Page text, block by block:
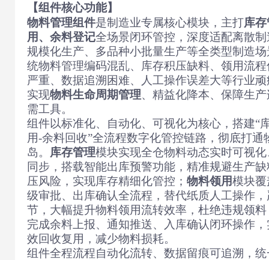
【组件核心功能】
物料管理组件是制造业专属核心模块，主打库
用、余料登记全场景闭环管控，深度适配离散
规模化生产、多品种小批量生产等全类型制造
统物料管理编码混乱、库存积压缺料、领用流
严重、数据追溯困难、人工操作误差大等行业
实现物料生命周期管理、精益化降本、保障生
需工具。
组件以标准化、自动化、可视化为核心，搭建“
用-余料回收”全流程数字化管控链路，彻底打通
岛。 库存管理模块实现全仓物料动态实时可视
同步，搭载智能出库预警功能，精准规避生产
压风险，实现库存精细化管控； 物料领用模块
级审批、出库确认全流程，替代纸质人工操作
节，大幅提升物料领用流转效率，杜绝违规领料
完成余料上报、通知推送、入库确认闭环操作
效回收复用，减少物料损耗。
组件全程流程自动化流转、数据留痕可追溯，